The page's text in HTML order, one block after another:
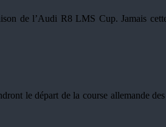
de l’Audi R8 LMS Cup. Jamais
le départ de la course allemande